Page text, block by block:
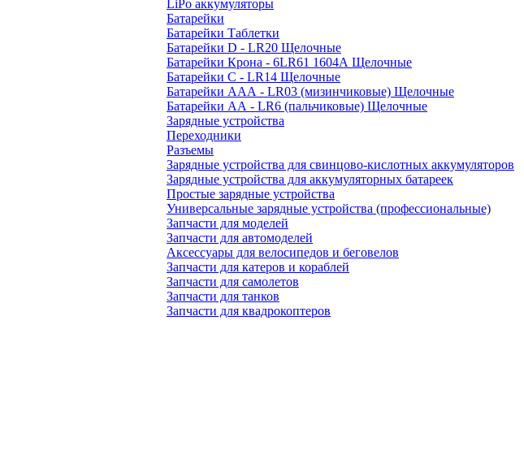
LiPo аккумуляторы
Батарейки
Батарейки Таблетки
Батарейки D - LR20 Щелочные
Батарейки Крона - 6LR61 1604A Щелочные
Батарейки C - LR14 Щелочные
Батарейки AAA - LR03 (мизинчиковые) Щелочные
Батарейки AA - LR6 (пальчиковые) Щелочные
Зарядные устройства
Переходники
Разъемы
Зарядные устройства для свинцово-кислотных аккумуляторов
Зарядные устройства для аккумуляторных батареек
Простые зарядные устройства
Универсальные зарядные устройства (профессиональные)
Запчасти для моделей
Запчасти для автомоделей
Аксессуары для велосипедов и беговелов
Запчасти для катеров и кораблей
Запчасти для самолетов
Запчасти для танков
Запчасти для квадрокоптеров